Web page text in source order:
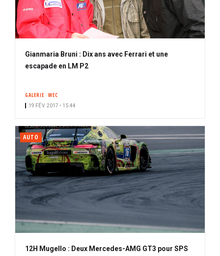
Gianmaria Bruni : Dix ans avec Ferrari et une
escapade en LM P2
GALERIE WEC
19 FÉV. 2017 • 15:44
AUTO
12H Mugello : Deux Mercedes-AMG GT3 pour SPS